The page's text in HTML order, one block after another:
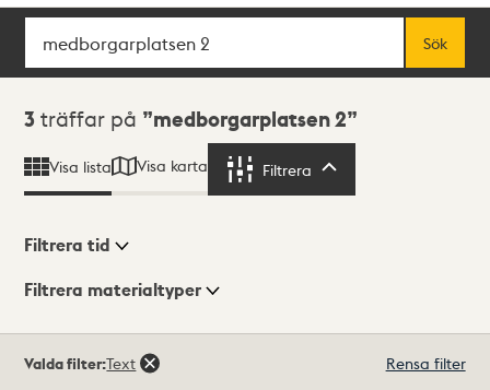
Sök
Sök
Sökresultat
3 träffar på medborgarplatsen 2
Visa lista Visa karta Filtrera
Visningsläge
Filtrera tid
Filtrera materialtyper
träffar
Valda filter:Text Rensa filter